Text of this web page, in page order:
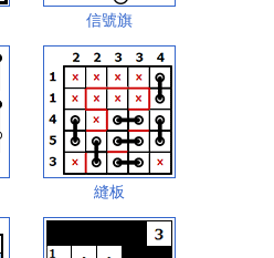
信號旗
縫板